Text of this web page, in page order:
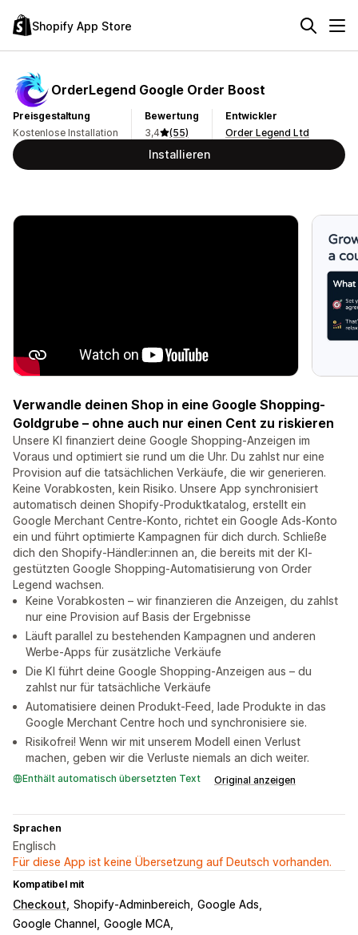
Shopify App Store
OrderLegend Google Order Boost
Preisgestaltung
Kostenlose Installation
Bewertung
3,4
(55)
Entwickler
Order Legend Ltd
Installieren
Verwandle deinen Shop in eine Google Shopping-
Goldgrube – ohne auch nur einen Cent zu riskieren
Unsere KI finanziert deine Google Shopping-Anzeigen im
Voraus und optimiert sie rund um die Uhr. Du zahlst nur eine
Provision auf die tatsächlichen Verkäufe, die wir generieren.
Keine Vorabkosten, kein Risiko. Unsere App synchronisiert
automatisch deinen Shopify-Produktkatalog, erstellt ein
Google Merchant Centre-Konto, richtet ein Google Ads-Konto
ein und führt optimierte Kampagnen für dich durch. Schließe
dich den Shopify-Händler:innen an, die bereits mit der KI-
gestützten Google Shopping-Automatisierung von Order
Legend wachsen.
Keine Vorabkosten – wir finanzieren die Anzeigen, du zahlst
nur eine Provision auf Basis der Ergebnisse
Läuft parallel zu bestehenden Kampagnen und anderen
Werbe-Apps für zusätzliche Verkäufe
Die KI führt deine Google Shopping-Anzeigen aus – du
zahlst nur für tatsächliche Verkäufe
Automatisiere deinen Produkt-Feed, lade Produkte in das
Google Merchant Centre hoch und synchronisiere sie.
Risikofrei! Wenn wir mit unserem Modell einen Verlust
machen, geben wir die Verluste niemals an dich weiter.
Enthält automatisch übersetzten Text Original anzeigen
Sprachen
Englisch
Für diese App ist keine Übersetzung auf Deutsch vorhanden.
Kompatibel mit
Checkout Shopify-Adminbereich Google Ads
Google Channel
Google MCA